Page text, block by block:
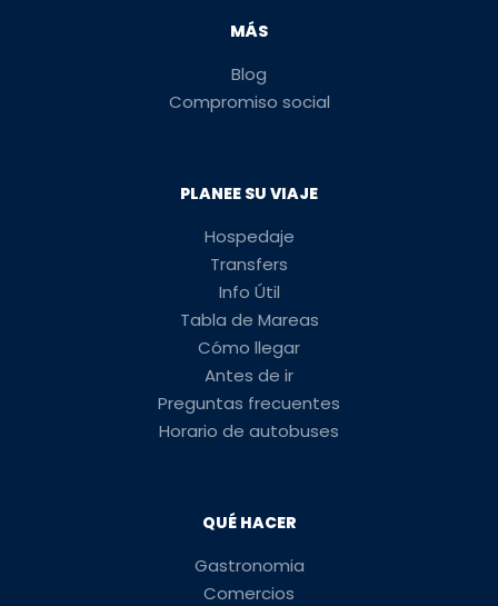
MÁS
Blog
Compromiso social
PLANEE SU VIAJE
Hospedaje
Transfers
Info Útil
Tabla de Mareas
Cómo llegar
Antes de ir
Preguntas frecuentes
Horario de autobuses
QUÉ HACER
Gastronomia
Comercios